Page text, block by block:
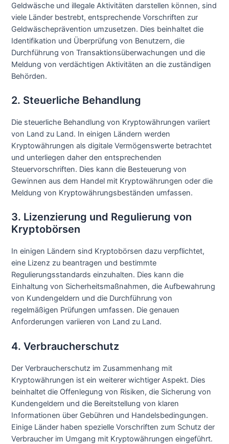
Geldwäsche und illegale Aktivitäten darstellen können, sind
viele Länder bestrebt, entsprechende Vorschriften zur
Geldwäscheprävention umzusetzen. Dies beinhaltet die
Identifikation und Überprüfung von Benutzern, die
Durchführung von Transaktionsüberwachungen und die
Meldung von verdächtigen Aktivitäten an die zuständigen
Behörden.
2. Steuerliche Behandlung
Die steuerliche Behandlung von Kryptowährungen variiert
von Land zu Land. In einigen Ländern werden
Kryptowährungen als digitale Vermögenswerte betrachtet
und unterliegen daher den entsprechenden
Steuervorschriften. Dies kann die Besteuerung von
Gewinnen aus dem Handel mit Kryptowährungen oder die
Meldung von Kryptowährungsbeständen umfassen.
3. Lizenzierung und Regulierung von
Kryptobörsen
In einigen Ländern sind Kryptobörsen dazu verpflichtet,
eine Lizenz zu beantragen und bestimmte
Regulierungsstandards einzuhalten. Dies kann die
Einhaltung von Sicherheitsmaßnahmen, die Aufbewahrung
von Kundengeldern und die Durchführung von
regelmäßigen Prüfungen umfassen. Die genauen
Anforderungen variieren von Land zu Land.
4. Verbraucherschutz
Der Verbraucherschutz im Zusammenhang mit
Kryptowährungen ist ein weiterer wichtiger Aspekt. Dies
beinhaltet die Offenlegung von Risiken, die Sicherung von
Kundengeldern und die Bereitstellung von klaren
Informationen über Gebühren und Handelsbedingungen.
Einige Länder haben spezielle Vorschriften zum Schutz der
Verbraucher im Umgang mit Kryptowährungen eingeführt.